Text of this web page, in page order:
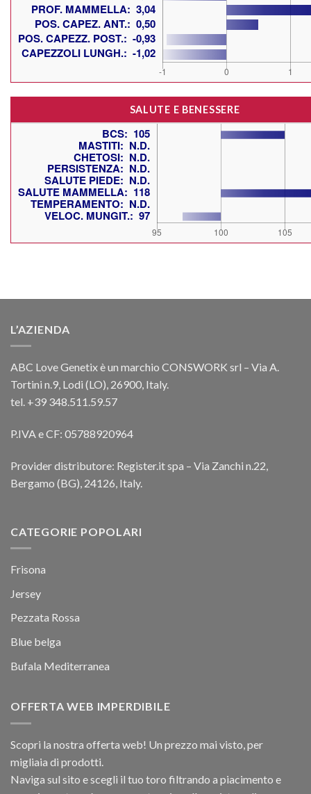
SALUTE E BENESSERE
L’AZIENDA
ABC Love Genetix è un marchio CONSWORK srl – Via A.
Tortini n.9, Lodi (LO), 26900, Italy.
tel. +39 348.511.59.57
P.IVA e CF: 05788920964
Provider distributore: Register.it spa – Via Zanchi n.22,
Bergamo (BG), 24126, Italy.
CATEGORIE POPOLARI
Frisona
Jersey
Pezzata Rossa
Blue belga
Bufala Mediterranea
OFFERTA WEB IMPERDIBILE
Scopri la nostra offerta web! Un prezzo mai visto, per
migliaia di prodotti.
Naviga sul sito e scegli il tuo toro filtrando a piacimento e